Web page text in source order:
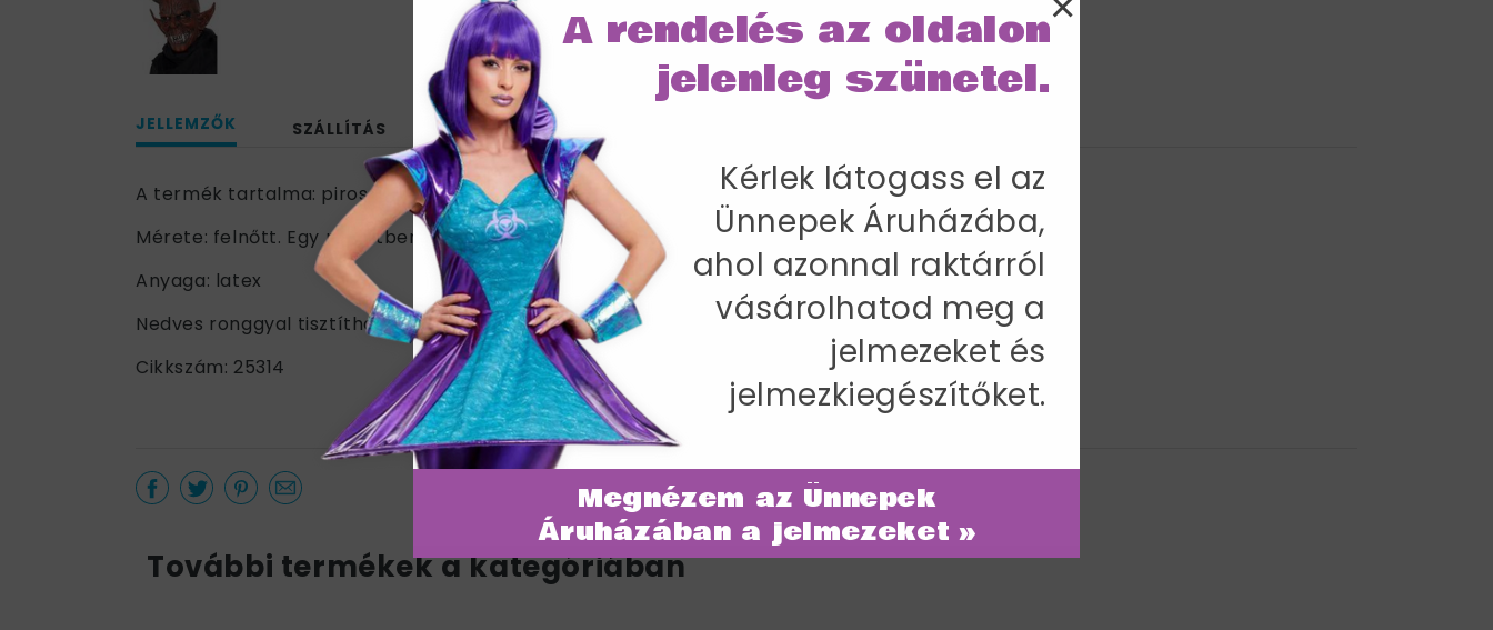
JELLEMZŐK SZÁLLÍTÁS
A termék tartalma: piros és fekete színű gumi álarc, ijesztő vicsorral, nagy fülekkel, szarvakkal.
Mérete: felnőtt. Egy méretben.
Anyaga: latex
Nedves ronggyal tisztítható.
Cikkszám: 25314
További termékek a kategóriában
Megnézem az Ünnepek
Áruházában a jelmezeket »
Kérlek látogass el az
Ünnepek Áruházába,
ahol azonnal raktárról
vásárolhatod meg a
jelmezeket és
jelmezkiegészítőket.
A rendelés az oldalon
jelenleg szünetel.